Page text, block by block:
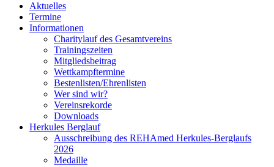
Aktuelles
Termine
Informationen
Charitylauf des Gesamtvereins
Trainingszeiten
Mitgliedsbeitrag
Wettkampftermine
Bestenlisten/Ehrenlisten
Wer sind wir?
Vereinsrekorde
Downloads
Herkules Berglauf
Ausschreibung des REHAmed Herkules-Berglaufs
2026
Medaille